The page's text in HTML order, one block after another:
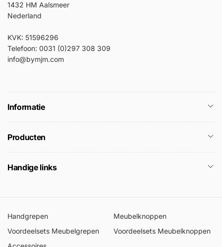
1432 HM Aalsmeer
Nederland
KVK: 51596296
Telefoon: 0031 (0)297 308 309
info@bymjm.com
Informatie
Producten
Handige links
Handgrepen
Meubelknoppen
Voordeelsets Meubelgrepen
Voordeelsets Meubelknoppen